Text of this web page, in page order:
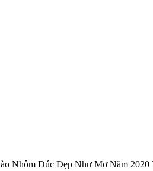
Nhôm Đúc Đẹp Như Mơ Năm 2020